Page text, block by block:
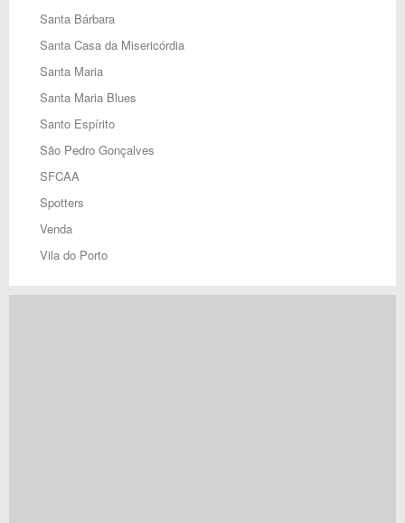
Santa Bárbara
Santa Casa da Misericórdia
Santa Maria
Santa Maria Blues
Santo Espírito
São Pedro Gonçalves
SFCAA
Spotters
Venda
Vila do Porto